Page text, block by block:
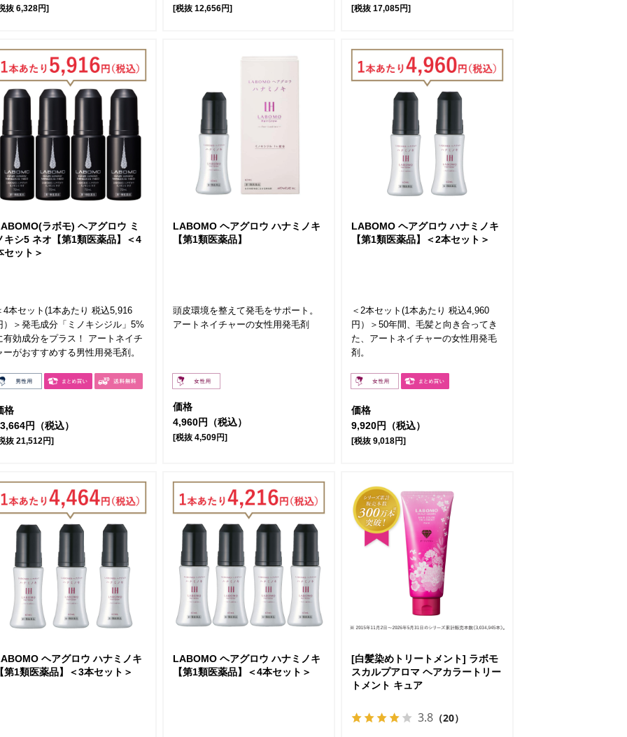
抜 6,328円] [税抜 12,656円] [税抜 17,085円]
ラボモ) ヘアグロウ ミ
キシ5 ネオ【第1類医薬品】＜4
セット＞
4本セット(1本あたり 税込5,916
）＞発毛成分「ミノキシジル」5%
有効成分をプラス！ アートネイチ
ーがおすすめする男性用発毛剤。
格
円（税込）
抜 21,512円]
LABOMO ヘアグロウ ハナミノキ
【第1類医薬品】
頭皮環境を整えて発毛をサポート。
アートネイチャーの女性用発毛剤
価格
4,960円（税込）
[税抜 4,509円]
LABOMO ヘアグロウ ハナミノキ
【第1類医薬品】＜2本セット＞
＜2本セット(1本あたり 税込4,960
円）＞50年間、毛髪と向き合ってき
た、アートネイチャーの女性用発毛
剤。
価格
9,920円（税込）
[税抜 9,018円]
ヘアグロウ ハナミノキ
第1類医薬品】＜3本セット＞
LABOMO ヘアグロウ ハナミノキ
【第1類医薬品】＜4本セット＞
[白髪染めトリートメント] ラボモ
スカルプアロマ ヘアカラートリー
トメント キュア
3.8 （20）